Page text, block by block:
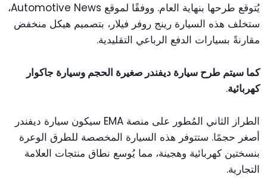
يُتوقع طرحها بنهاية العام. ووفقًا لموقع Automotive News،
ستخلف هذه السيارة رينج روفر فيلار، بتصميم هيكل منخفض
مقارنةً بسيارات الدفع الرباعي التقليدية.
كما سيتم طرح سيارة ديفندر صغيرة الحجم وسيارة جاكوار
كهربائية.
الطراز الثاني المُطور على منصة EMA سيكون سيارة ديفندر
أصغر حجمًا. ستتوفر هذه السيارة المخصصة للطرق الوعرة
بنسختين كهربائية وهجينة، مما يُوسع نطاق منتجات العلامة
التجارية.